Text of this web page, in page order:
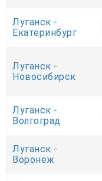
Луганск -
Екатеринбург
Луганск -
Новосибирск
Луганск -
Волгоград
Луганск -
Воронеж